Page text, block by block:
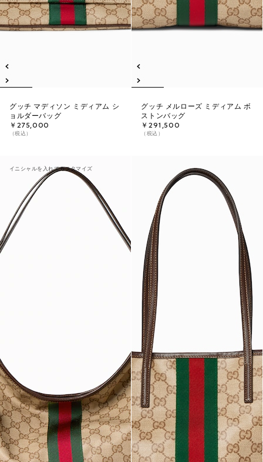
グッチ マディソン ミディアム シ
ョルダーバッグ
￥275,000
（税込）
グッチ メルローズ ミディアム ボ
ストンバッグ
￥291,500
（税込）
イニシャルを入れてカスタマイズ